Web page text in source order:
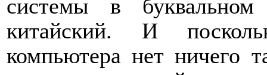
системы в
китайский. И
компьютера нет ничего